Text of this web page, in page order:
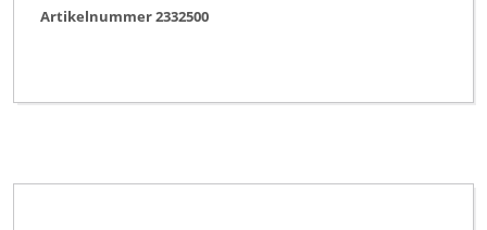
Artikelnummer 2332500